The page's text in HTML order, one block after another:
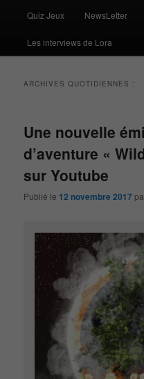
Quiz Jeux NewsLetter
Les interviews de Lora
ARCHIVES QUOTIDIENNES :
Une nouvelle
d’aventure «
sur Youtube
Publié le 12 novembre 2017